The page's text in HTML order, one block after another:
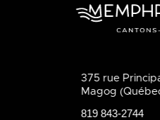
375 rue
Magog
819 843-2744